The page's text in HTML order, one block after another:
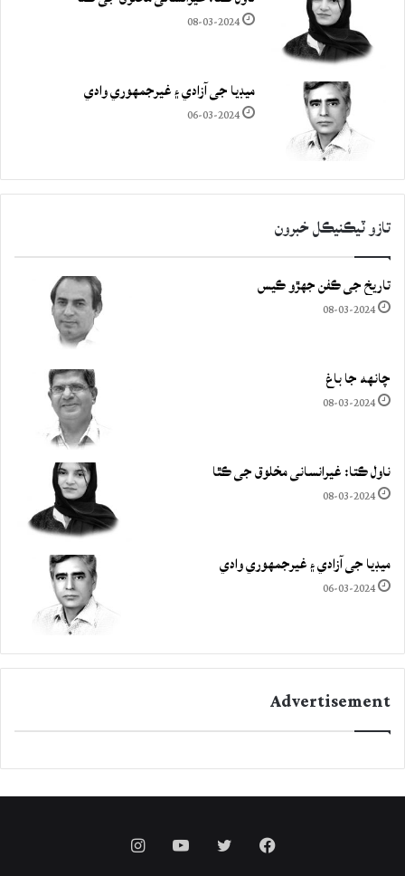
08-03-2024
ميڊيا جي آزادي ۽ غيرجمھوري وادي
06-03-2024
تازو ٽيڪنيڪل خبرون
تاريخ جي ڪفن جھڙو ڪيس
08-03-2024
چانهه جا باغ
08-03-2024
ناول ڪتا: غيرانساني مخلوق جي ڪٿا
08-03-2024
ميڊيا جي آزادي ۽ غيرجمھوري وادي
06-03-2024
Advertisement
Facebook
Twitter
YouTube